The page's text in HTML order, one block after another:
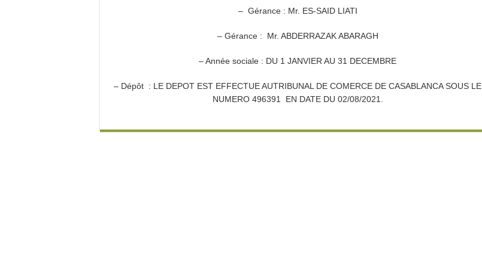
– Gérance : Mr. ES-SAID LIATI
– Gérance : Mr. ABDERRAZAK ABARAGH
– Année sociale : DU 1 JANVIER AU 31 DECEMBRE
– Dépôt : LE DEPOT EST EFFECTUE AUTRIBUNAL DE COMERCE DE CASABLANCA SOUS LE
NUMERO 496391 EN DATE DU 02/08/2021.